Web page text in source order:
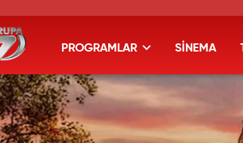
PROGRAMLAR SİNEMA